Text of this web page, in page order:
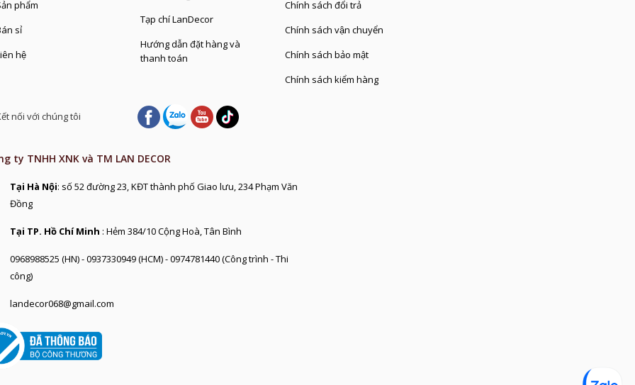
phẩm
sỉ
hệ
Tạp chí LanDecor
Hướng dẫn đặt hàng và
thanh toán
Chính sách đổi trả
Chính sách vận chuyển
Chính sách bảo mật
Chính sách kiểm hàng
nối với chúng tôi
ty TNHH XNK và TM LAN DECOR
Tại Hà Nội: số 52 đường 23, KĐT thành phố Giao lưu, 234 Phạm Văn
Đồng
Tại TP. Hồ Chí Minh : Hẻm 384/10 Cộng Hoà, Tân Bình
0968988525 (HN) - 0937330949 (HCM) - 0974781440 (Công trình - Thi
công)
landecor068@gmail.com